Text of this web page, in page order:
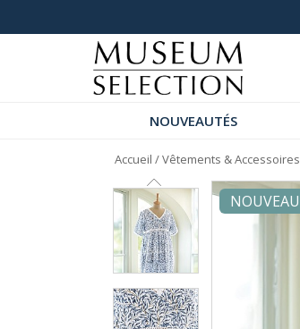
NOUVEAUTÉS
Accueil /Vêtements & Accessoires
NOUVEAU